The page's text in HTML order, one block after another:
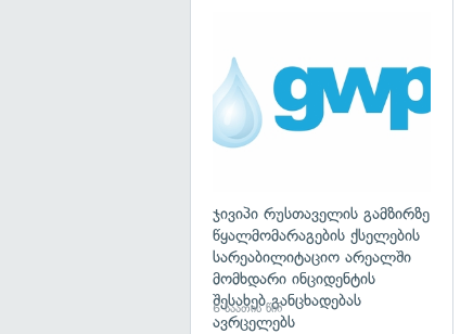
ჯივიპი რუსთაველის გამზირზე
წყალმომარაგების ქსელების
სარეაბილიტაციო არეალში
მომხდარი ინციდენტის
შესახებ განცხადებას
ავრცელებს
6 საათის წინ